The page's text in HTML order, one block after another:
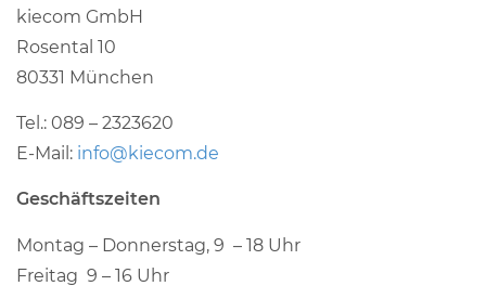
kiecom GmbH
Rosental 10
80331 München
Tel.: 089 – 2323620
E-Mail: info@kiecom.de
Geschäftszeiten
Montag – Donnerstag, 9 – 18 Uhr
Freitag 9 – 16 Uhr